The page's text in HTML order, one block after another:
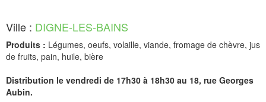
Ville : DIGNE-LES-BAINS
Produits : Légumes, oeufs, volaille, viande, fromage de chèvre, jus
de fruits, pain, huile, bière
Distribution le vendredi de 17h30 à 18h30 au 18, rue Georges
Aubin.